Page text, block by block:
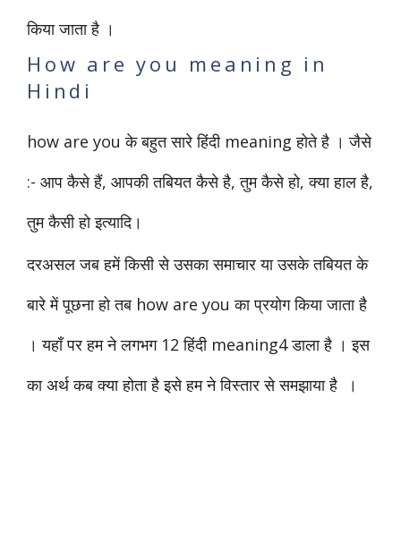
किया जाता है ।
How are you meaning in
Hindi
how are you के बहुत सारे हिंदी meaning होते है । जैसे
:- आप कैसे हैं, आपकी तबियत कैसे है, तुम कैसे हो, क्या हाल है,
तुम कैसी हो इत्यादि।
दरअसल जब हमें किसी से उसका समाचार याउसकेतबियत के
बारे में पूछना हो तब how are you का प्रयोग किया जाता है
। यहाँ पर हम ने लगभग 12 हिंदी meaning4 डाला है । इस
का अर्थ कब क्या होता है इसे हम ने विस्तार से समझाया है ।